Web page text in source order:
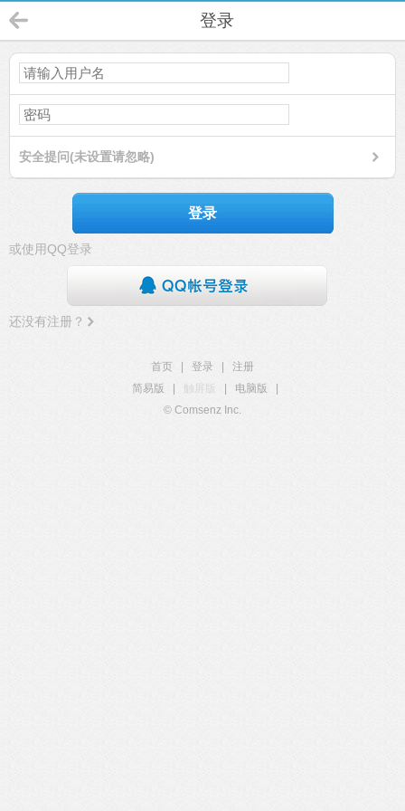
登录
安全提问(未设置请忽略)
登录
或使用QQ登录
还没有注册？
首页 登录
注册
简易版
触屏版 电脑版
© Comsenz Inc.